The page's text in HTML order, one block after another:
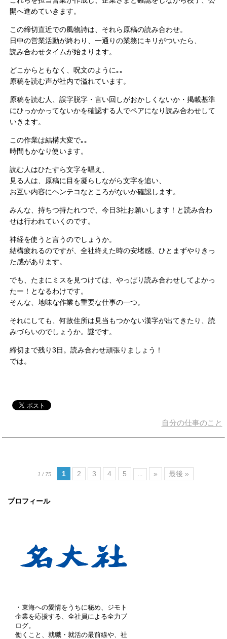
プロフィール
・東海への愛情をうちに秘め、ジモト
企業を応援する、全社員による全力ブ
ログ。
働くこと、就職・就活の最前線や、社
開へ進めていきます。
この締切直近での風物詩は、それら原稿の読み合わせ。
日中の営業活動が終わり、一通りの業務にキリがついたら、
読み合わせタイムが始まります。
どこからともなく、呪文のように｡｡
原稿を読む声が社内で溢れています。
原稿を読む人、誤字脱字・言い回しがおかしくないか・掲載基準
にひっかかってないかを確認する人でペアになり読み合わせして
いきます。
この作業は結構大変で｡｡
時間もかなり使います。
読む人はひたすら文字を唱え、
見る人は、原稿に目を凝らしながら文字を追い、
お互い内容にヘンテコなところがないか確認します。
みんな、持ちつ持たれつで、今日3社お願いします！と読み合わ
せは行われていくのです。
神経を使うと言うのでしょうか。
結構疲れるのですが、全社終えた時の安堵感、ひとまずやりきっ
た感があります。
でも、たまにミスを見つけては、やっぱり読み合わせしてよかっ
たー！となるわけです。
そんな、地味な作業も重要な仕事の一つ。
それにしても、何故住所は見当もつかない漢字が出てきたり、読
みづらいのでしょうか。謎です。
締切まで残り3日。読み合わせ頑張りましょう！
では。
自分の仕事のこと
1 / 75 1 2 3 4 5 » 最後 »